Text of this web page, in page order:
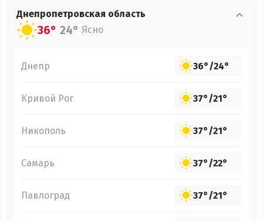
Днепропетровская область
36° 24° Ясно
Днепр 36°/24°
Кривой Рог 37°/21°
Никополь 37°/21°
Самарь 37°/22°
Павлоград 37°/21°